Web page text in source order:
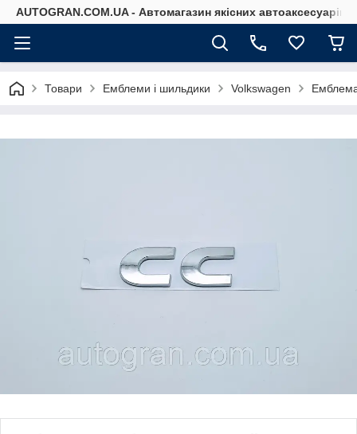
AUTOGRAN.COM.UA - Автомагазин якісних автоаксесуарів
Товари Емблеми і шильдики Volkswagen